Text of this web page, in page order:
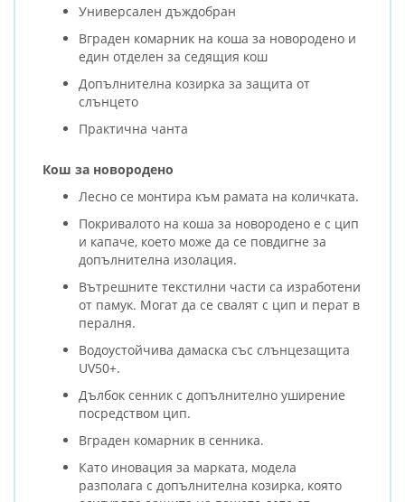
Универсален дъждобран
Вграден комарник на коша за новородено и
един отделен за седящия кош
Допълнителна козирка за защита от
слънцето
Практична чанта
Кош за новородено
Лесно се монтира към рамата на количката.
Покривалото на коша за новородено е с цип
и капаче, което може да се повдигне за
допълнителна изолация.
Вътрешните текстилни части са изработени
от памук. Могат да се свалят с цип и перат в
пералня.
Водоустойчива дамаска със слънцезащита
UV50+.
Дълбок сенник с допълнително уширение
посредством цип.
Вграден комарник в сенника.
Като иновация за марката, модела
разполага с допълнителна козирка, която